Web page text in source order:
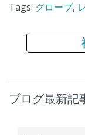
Tags: グローブ,
ブログ最新記